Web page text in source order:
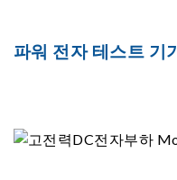
파워 전자 테스트 기